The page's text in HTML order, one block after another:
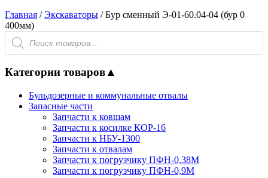
Главная /Экскаваторы / Бур сменный Э-01-60.04-04 (бур 0
400мм)
Поиск
товаров
Категории товаров▲
Бульдозерные и коммунальные отвалы
Запасные части
Запчасти к ковшам
Запчасти к косилке КОР-16
Запчасти к НБУ-1300
Запчасти к отвалам
Запчасти к погрузчику ПФН-0,38М
Запчасти к погрузчику ПФН-0,9М